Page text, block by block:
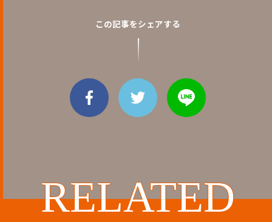
この記事をシェアする
RELATED